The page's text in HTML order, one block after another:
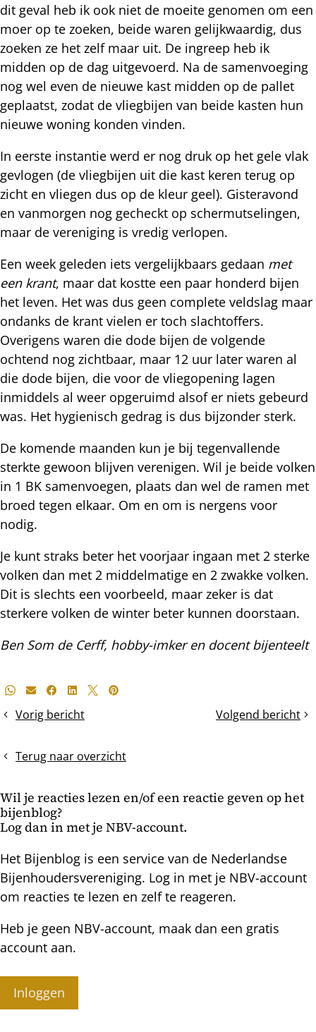
dit geval heb ik ook niet de moeite genomen om een
moer op te zoeken, beide waren gelijkwaardig, dus
zoeken ze het zelf maar uit. De ingreep heb ik
midden op de dag uitgevoerd. Na de samenvoeging
nog wel even de nieuwe kast midden op de pallet
geplaatst, zodat de vliegbijen van beide kasten hun
nieuwe woning konden vinden.
In eerste instantie werd er nog druk op het gele vlak
gevlogen (de vliegbijen uit die kast keren terug op
zicht en vliegen dus op de kleur geel). Gisteravond
en vanmorgen nog gecheckt op schermutselingen,
maar de vereniging is vredig verlopen.
Een week geleden iets vergelijkbaars gedaan met
een krant, maar dat kostte een paar honderd bijen
het leven. Het was dus geen complete veldslag maar
ondanks de krant vielen er toch slachtoffers.
Overigens waren die dode bijen de volgende
ochtend nog zichtbaar, maar 12 uur later waren al
die dode bijen, die voor de vliegopening lagen
inmiddels al weer opgeruimd alsof er niets gebeurd
was. Het hygienisch gedrag is dus bijzonder sterk.
De komende maanden kun je bij tegenvallende
sterkte gewoon blijven verenigen. Wil je beide volken
in 1 BK samenvoegen, plaats dan wel de ramen met
broed tegen elkaar. Om en om is nergens voor
nodig.
Je kunt straks beter het voorjaar ingaan met 2 sterke
volken dan met 2 middelmatige en 2 zwakke volken.
Dit is slechts een voorbeeld, maar zeker is dat
sterkere volken de winter beter kunnen doorstaan.
Ben Som de Cerff, hobby-imker en docent bijenteelt
Deel
bericht
Whatsapp
E-mailFacebook
LinkedIn
X Pinterest
Vorig bericht
Gestreepte
Volgend bericht
De
Terug naar overzicht
Wil je reacties lezen en/of een reactie geven op het
bijenblog?
Log dan in met je NBV-account.
Het Bijenblog is een service van de Nederlandse
Bijenhoudersvereniging. Log in met je NBV-account
om reacties te lezen en zelf te reageren.
Heb je geen NBV-account, maak dan een gratis
account aan.
Inloggen